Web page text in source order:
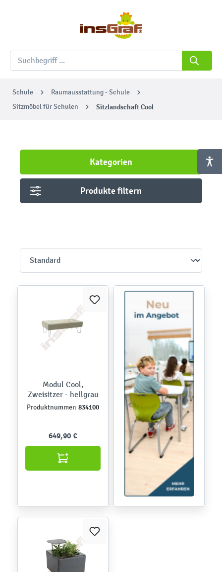
Schule
Raumausstattung - Schule
Sitzmöbel für Schulen
Sitzlandschaft Cool
Kategorien
Produkte filtern
Modul Cool,
Zweisitzer - hellgrau
Produktnummer: 834100
649,90 €